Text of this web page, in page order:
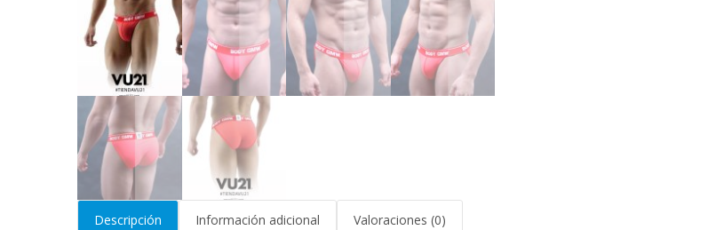
Descripción Información adicional Valoraciones (0)